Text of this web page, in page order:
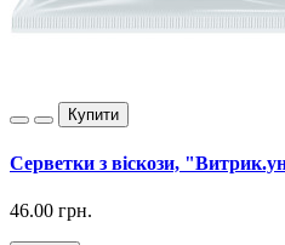
Купити
Серветки з віскози,
46.00 грн.